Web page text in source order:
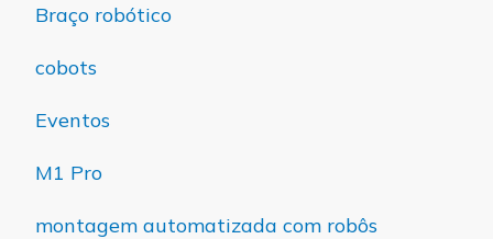
Braço robótico
cobots
Eventos
M1 Pro
montagem automatizada com robôs